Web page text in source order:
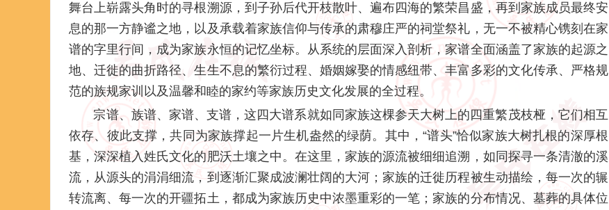
舞台上崭露头角时的寻根溯源，到子孙后代开枝散叶、遍布四海的繁荣昌盛，再到家族成员最终安
息的那一方静谧之地，以及承载着家族信仰与传承的肃穆庄严的祠堂祭礼，无一不被精心镌刻在家
谱的字里行间，成为家族永恒的记忆坐标。从系统的层面深入剖析，家谱全面涵盖了家族的起源之
地、迁徙的曲折路径、生生不息的繁衍过程、婚姻嫁娶的情感纽带、丰富多彩的文化传承、严格规
范的族规家训以及温馨和睦的家约等家族历史文化发展的全过程。
宗谱、族谱、家谱、支谱，这四大谱系就如同家族这棵参天大树上的四重繁茂枝桠，它们相互
依存、彼此支撑，共同为家族撑起一片生机盎然的绿荫。其中，“谱头”恰似家族大树扎根的深厚根
基，深深植入姓氏文化的肥沃土壤之中。在这里，家族的源流被细细追溯，如同探寻一条清澈的溪
流，从源头的涓涓细流，到逐渐汇聚成波澜壮阔的大河；家族的迁徙历程被生动描绘，每一次的辗
转流离、每一次的开疆拓土，都成为家族历史中浓墨重彩的一笔；家族的分布情况、墓葬的具体位